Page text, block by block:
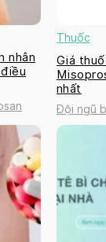
nhân
Thuốc
Giá
nhất
Đội ngũ